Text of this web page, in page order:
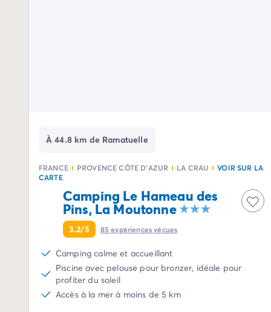
Camping Isère
Camping Espagne
Camping Cantabria
Camping Santander
Camping Catalogne
Camping Costa Brava
Camping Escala
Camping Palamos
Camping Tossa de Mar
À 44.8 km de Ramatuelle
FRANCE PROVENCE CÔTE D'AZUR LA CRAU
VOIR SUR LA
CARTE
Camping Le Hameau des
Pins, La Moutonne
3.2/5 85expériences vécues
Camping calme et accueillant
Piscine avec pelouse pour bronzer, idéale pour
profiter du soleil
Accès à la mer à moins de 5 km